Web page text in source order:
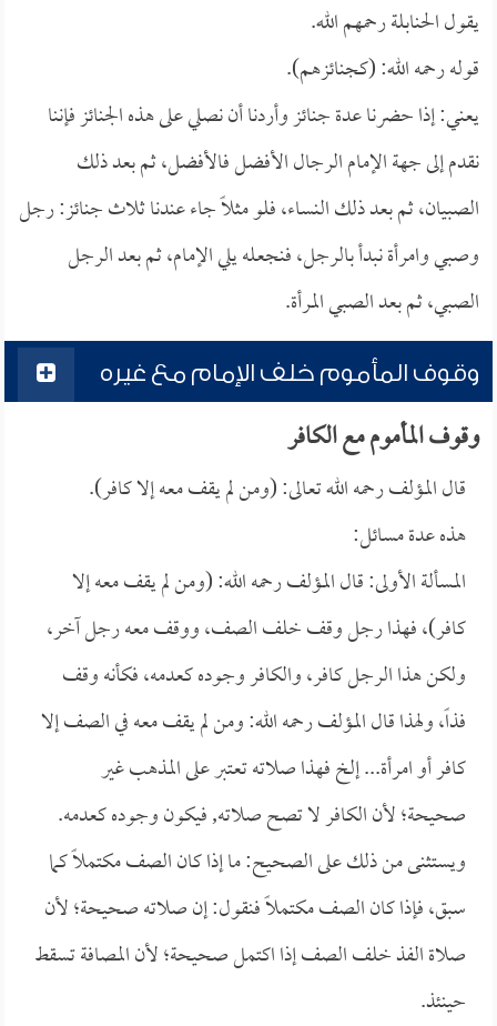
يقول الحنابلة رحمهم الله.
قوله رحمه الله: (كجنائزهم).
يعني: إذا حضرنا عدة جنائز وأردنا أن نصلي على هذه الجنائز فإننا
نقدم إلى جهة الإمام الرجال الأفضل فالأفضل، ثم بعد ذلك
الصبيان، ثم بعد ذلك النساء، فلو مثلاً جاء عندنا ثلاث جنائز: رجل
وصبي وامرأة نبدأ بالرجل، فنجعله يلي الإمام، ثم بعد الرجل
الصبي، ثم بعد الصبي المرأة.
وقوف المأموم خلف الإمام مع غيره
وقوف المأموم مع الكافر
قال المؤلف رحمه الله تعالى: (ومن لم يقف معه إلا كافر).
هذه عدة مسائل:
المسألة الأولى: قال المؤلف رحمه الله: (ومن لم يقف معه إلا
كافر)، فهذا رجل وقف خلف الصف، ووقف معه رجل آخر،
ولكن هذا الرجل كافر، والكافر وجوده كعدمه، فكأنه وقف
فذاً، ولهذا قال المؤلف رحمه الله: ومن لم يقف معه في الصف إلا
كافر أو امرأة... إلخ فهذا صلاته تعتبر على المذهب غير
صحيحة؛ لأن الكافر لا تصح صلاته, فيكون وجوده كعدمه.
ويستثنى من ذلك على الصحيح: ما إذا كان الصف مكتملاً كما
سبق، فإذا كان الصف مكتملاً فنقول: إن صلاته صحيحة؛ لأن
صلاة الفذ خلف الصف إذا اكتمل صحيحة؛ لأن المصافة تسقط
حينئذ.